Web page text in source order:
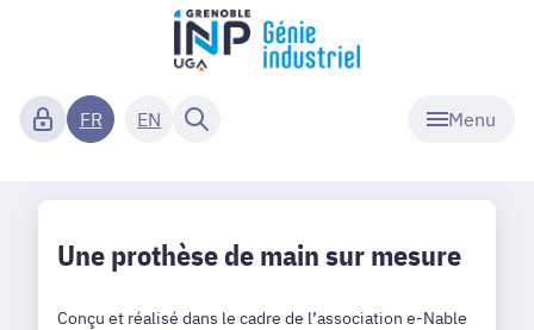
Menu
FR EN
Une prothèse de main sur mesure
Conçu et réalisé dans le cadre de l’association e-Nable